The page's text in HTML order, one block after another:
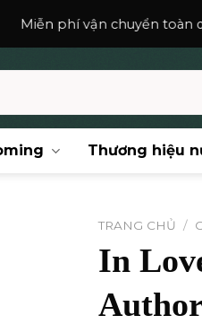
chuyển toàn quốc với các
Thương hiệu
TRANG CHỦ /
In